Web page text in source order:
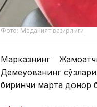
Фото: Маданият вазирлиги
Марказнинг
Демеуованинг
биринчи марта донор